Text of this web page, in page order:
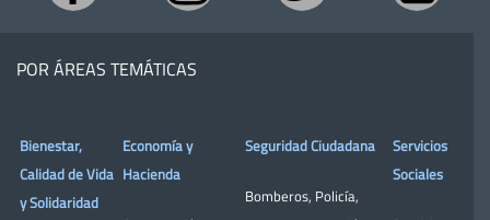
POR ÁREAS TEMÁTICAS
Bienestar,
Calidad de Vida
y Solidaridad
Economía y
Hacienda
Seguridad Ciudadana
Bomberos, Policía,
Servicios
Sociales